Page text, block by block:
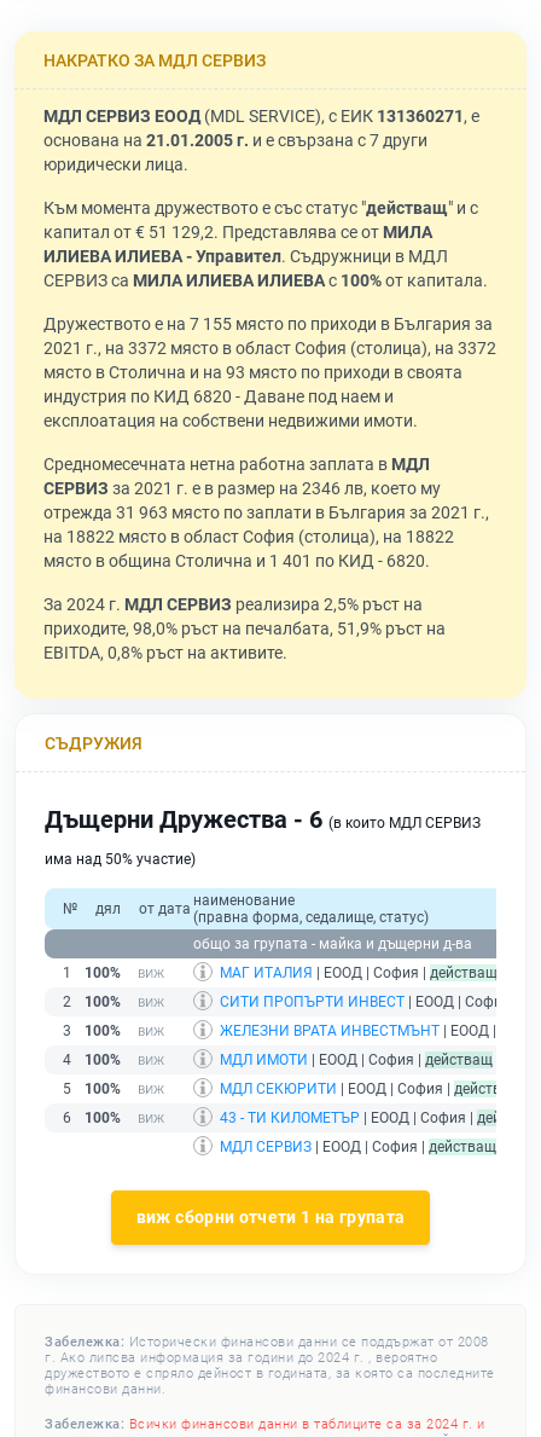
НАКРАТКО ЗА МДЛ СЕРВИЗ
МДЛ СЕРВИЗ ЕООД(MDL SERVICE), с ЕИК 131360271, е
основана на 21.01.2005 г. и е свързана с 7 други
юридически лица.
Към момента дружеството е със статус "действащ" и с
капитал от € 51 129,2. Представлява се от МИЛА
ИЛИЕВА ИЛИЕВА - Управител. Съдружници в МДЛ
СЕРВИЗ са МИЛА ИЛИЕВА ИЛИЕВАс 100%от капитала.
Дружеството е на 7 155 място по приходи в България за
2021 г., на 3372 място в област София (столица), на 3372
място в Столична и на 93 място по приходи в своята
индустрия по КИД 6820 - Даване под наем и
експлоатация на собствени недвижими имоти.
Средномесечната нетна работна заплата в МДЛ
СЕРВИЗ за 2021 г. е в размер на 2346 лв, което му
отрежда 31 963 място по заплати в България за 2021 г.,
на 18822 място в област София (столица), на 18822
място в община Столична и 1 401 по КИД - 6820.
За 2024 г. МДЛ СЕРВИЗ реализира 2,5% ръст на
приходите, 98,0% ръст на печалбата, 51,9% ръст на
EBITDA, 0,8% ръст на активите.
СЪДРУЖИЯ
Дъщерни Дружества - 6 (в които МДЛ СЕРВИЗ
има над 50% участие)
№ дял от дата наименование
(правна форма, седалище, статус)
общо за групата - майка и дъщерни д-ва
1
100% МАГ ИТАЛИЯ | ЕООД | София | действащ
2
100% СИТИ ПРОПЪРТИ ИНВЕСТ | ЕООД | София |
3
100% ЖЕЛЕЗНИ ВРАТА ИНВЕСТМЪНТ | ЕООД |
4
100% МДЛ ИМОТИ | ЕООД | София | действащ
5
100% МДЛ СЕКЮРИТИ | ЕООД | София | действащ
6
100% 43 - ТИ КИЛОМЕТЪР | ЕООД | София |
МДЛ СЕРВИЗ | ЕООД | София | действащ
виж сборни отчети 1 на групата
Забележка: Исторически финансови данни се поддържат от 2008
г. Ако липсва информация за години до 2024 г. , вероятно
дружеството е спряло дейност в годината, за която са последните
финансови данни.
Забележка: Всички финансови данни в таблиците са за 2024 г. и